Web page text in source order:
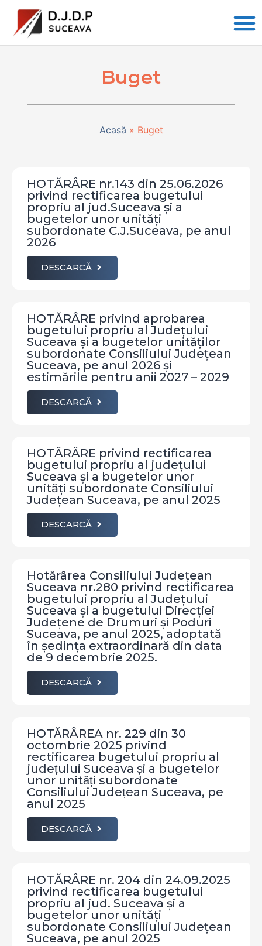
Buget
Acasă » Buget
HOTĂRÂRE nr.143 din 25.06.2026
privind rectificarea bugetului
propriu al jud.Suceava și a
bugetelor unor unități
subordonate C.J.Suceava, pe anul
2026
DESCARCĂ
HOTĂRÂRE privind aprobarea
bugetului propriu al Județului
Suceava și a bugetelor unităților
subordonate Consiliului Județean
Suceava, pe anul 2026 şi
estimările pentru anii 2027 – 2029
DESCARCĂ
HOTĂRÂRE privind rectificarea
bugetului propriu al județului
Suceava și a bugetelor unor
unități subordonate Consiliului
Județean Suceava, pe anul 2025
DESCARCĂ
Hotărârea Consiliului Județean
Suceava nr.280 privind rectificarea
bugetului propriu al Județului
Suceava și a bugetului Direcției
Județene de Drumuri și Poduri
Suceava, pe anul 2025, adoptată
în ședința extraordinară din data
de 9 decembrie 2025.
DESCARCĂ
HOTĂRÂREA nr. 229 din 30
octombrie 2025 privind
rectificarea bugetului propriu al
județului Suceava și a bugetelor
unor unități subordonate
Consiliului Județean Suceava, pe
anul 2025
DESCARCĂ
HOTĂRÂRE nr. 204 din 24.09.2025
privind rectificarea bugetului
propriu al jud. Suceava și a
bugetelor unor unități
subordonate Consiliului Județean
Suceava, pe anul 2025